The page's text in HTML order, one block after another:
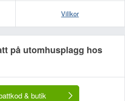
Villkor
på utomhusplagg hos
& butik